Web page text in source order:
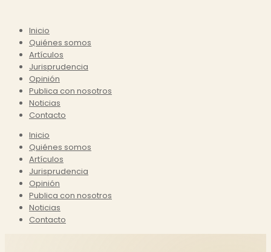
Inicio
Quiénes somos
Artículos
Jurisprudencia
Opinión
Publica con nosotros
Noticias
Contacto
Inicio
Quiénes somos
Artículos
Jurisprudencia
Opinión
Publica con nosotros
Noticias
Contacto